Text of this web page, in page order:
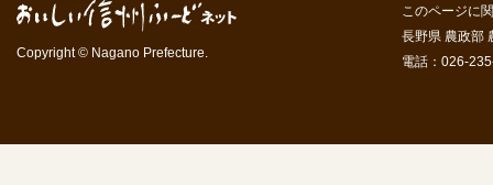
Copyright © Nagano Prefecture.
このページに
長野県 農政部
電話：026-